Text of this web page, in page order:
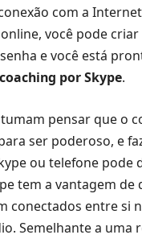
com a
online, você pode
e você está
por Skype.
pensar que o
ser poderoso, e
ou telefone pode
tem a vantagem de
conectados entre si
Semelhante a uma